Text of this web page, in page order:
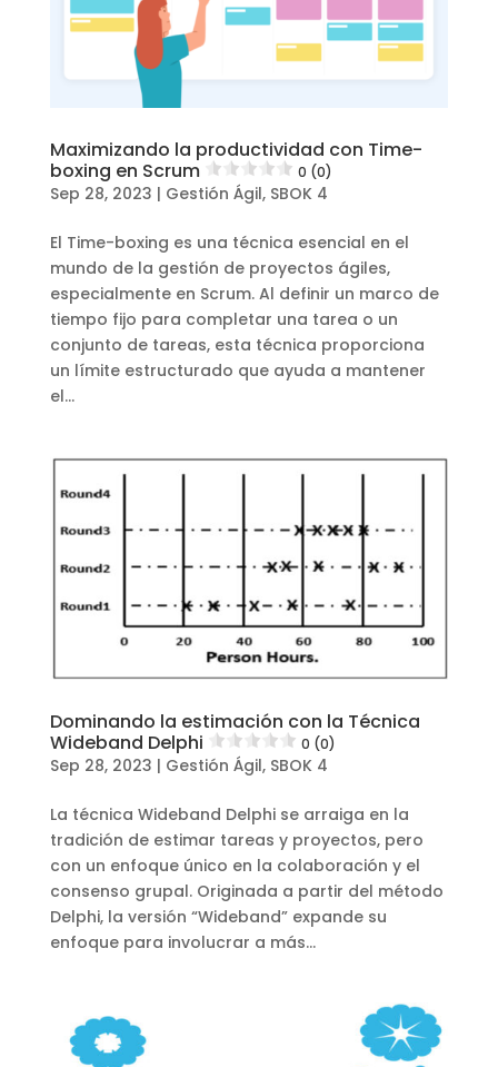
Maximizando la productividad con Time-
boxing en Scrum
0 (0)
Sep 28, 2023 | Gestión Ágil, SBOK 4
El Time-boxing es una técnica esencial en el
mundo de la gestión de proyectos ágiles,
especialmente en Scrum. Al definir un marco de
tiempo fijo para completar una tarea o un
conjunto de tareas, esta técnica proporciona
un límite estructurado que ayuda a mantener
el...
Dominando la estimación con la Técnica
Wideband Delphi
0 (0)
Sep 28, 2023 | Gestión Ágil, SBOK 4
La técnica Wideband Delphi se arraiga en la
tradición de estimar tareas y proyectos, pero
con un enfoque único en la colaboración y el
consenso grupal. Originada a partir del método
Delphi, la versión “Wideband” expande su
enfoque para involucrar a más...